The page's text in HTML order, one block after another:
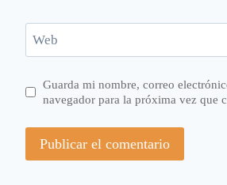
Web
Guarda mi nombre, correo
navegador para la próxima vez que